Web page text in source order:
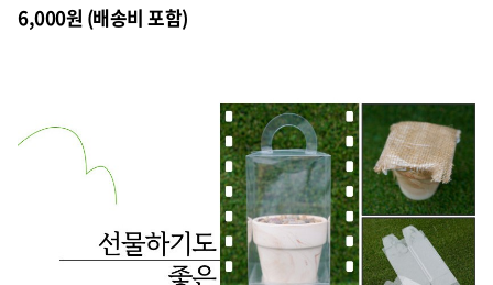
6,000원 (배송비 포함)